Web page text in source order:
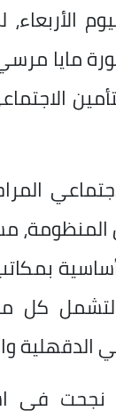
مايا
عبر حزمة خدمات
كل
في